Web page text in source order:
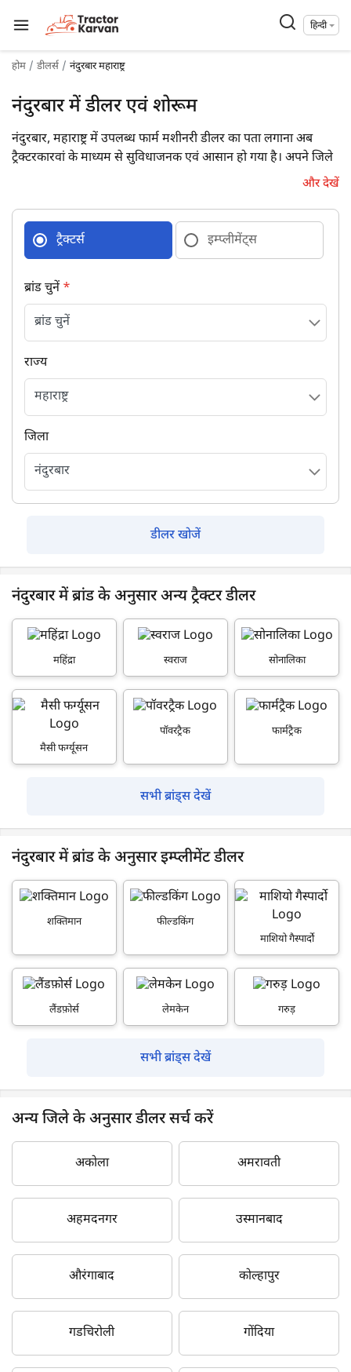
हिन्दी
होम डीलर्स नंदुरबार महाराष्ट्र
नंदुरबार में डीलर एवं शोरूम
नंदुरबार, महाराष्ट्र में उपलब्ध फार्म मशीनरी डीलर का पता लगाना अब
ट्रैक्टरकारवां के माध्यम से सुविधाजनक एवं आसान हो गया है। अपने जिले
में उपलब्ध 4 फार्म मशीनरी डीलरों की डिटेल्स पूरे पते एवं संपर्क विवरण के
और देखें
ट्रैक्टर्स इम्प्लीमेंट्स
ब्रांड चुनें*
राज्य
जिला
डीलर खोजें
नंदुरबार में ब्रांड के अनुसार अन्य ट्रैक्टर डीलर
महिंद्रा स्वराज सोनालिका
मैसी फर्ग्यूसन
पॉवरट्रैक फार्मट्रैक
सभी ब्रांड्स देखें
नंदुरबार में ब्रांड के अनुसार इम्प्लीमेंट डीलर
शक्तिमान
फील्डकिंग
माशियो गैस्पार्दो
लैंडफ़ोर्स लेमकेन गरुड़
सभी ब्रांड्स देखें
अन्य जिले के अनुसार डीलर सर्च करें
अकोला अमरावती
अहमदनगर उस्मानबाद
औरंगाबाद कोल्हापुर
गडचिरोली गोंदिया